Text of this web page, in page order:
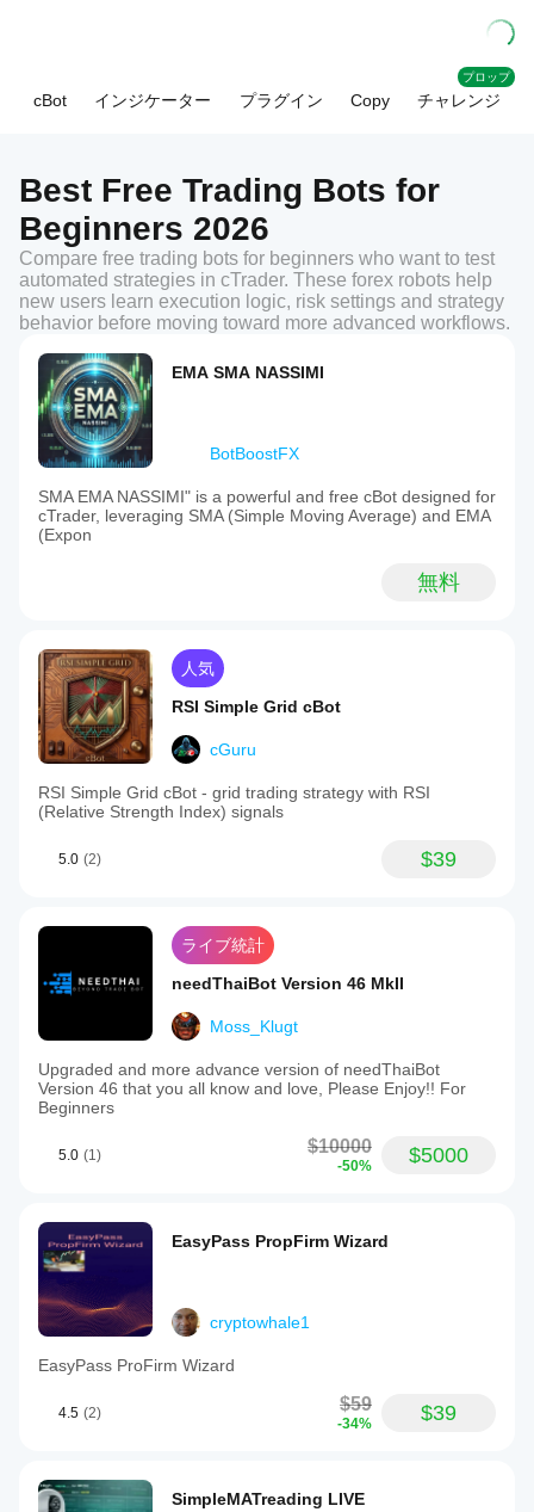
cBot インジケーター プラグイン Copy チャレンジ
プロップ
Best Free Trading Bots for
Beginners 2026
Compare free trading bots for beginners who want to test
automated strategies in cTrader. These forex robots help
new users learn execution logic, risk settings and strategy
behavior before moving toward more advanced workflows.
EMA SMA NASSIMI
BotBoostFX
SMA EMA NASSIMI" is a powerful and free cBot designed for
cTrader, leveraging SMA (Simple Moving Average) and EMA
(Expon
無料
人気
RSI Simple Grid cBot
cGuru
RSI Simple Grid cBot - grid trading strategy with RSI
(Relative Strength Index) signals
5.0 (2) $39
ライブ統計
needThaiBot Version 46 MkII
Moss_Klugt
Upgraded and more advance version of needThaiBot
Version 46 that you all know and love, Please Enjoy!! For
Beginners
5.0 (1) $10000
-50% $5000
EasyPass PropFirm Wizard
cryptowhale1
EasyPass ProFirm Wizard
4.5 (2) $59
-34% $39
SimpleMATreading LIVE